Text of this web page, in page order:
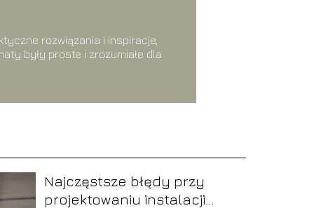
rozwiązania i inspiracje,
były proste i zrozumiałe dla
Najczęstsze błędy przy
projektowaniu instalacji